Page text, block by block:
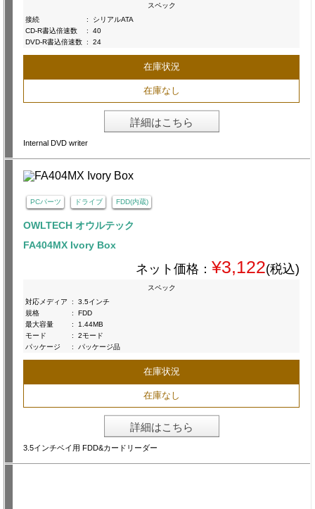
スペック
接続
:
シリアルATA
CD-R書込倍速数
:
40
DVD-R書込倍速数 : 24
在庫状況
在庫なし
詳細はこちら
Internal DVD writer
PCパーツ ドライブ FDD(内蔵)
OWLTECH オウルテック
FA404MX Ivory Box
ネット価格： ¥3,122(税込)
スペック
対応メディア
:
3.5インチ
規格
:
FDD
最大容量
:
1.44MB
モード
:
2モード
パッケージ
: パッケージ品
在庫状況
在庫なし
詳細はこちら
3.5インチベイ用 FDD&カードリーダー